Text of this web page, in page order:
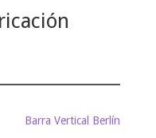
Barra Vertical Berlín